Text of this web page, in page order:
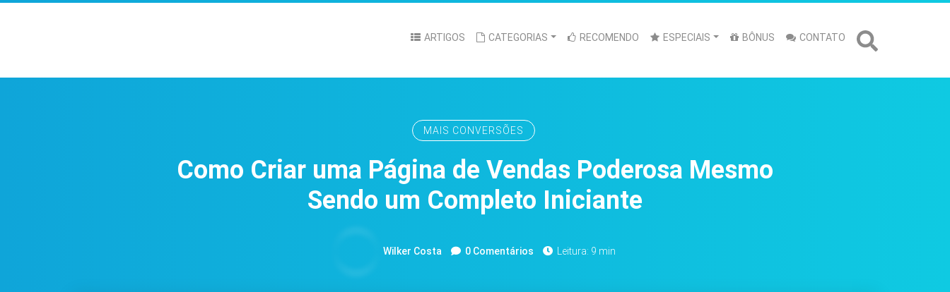
ARTIGOS CATEGORIAS RECOMENDO ESPECIAIS BÔNUS CONTATO
MAIS CONVERSÕES
Como Criar uma Página de Vendas Poderosa Mesmo
Sendo um Completo Iniciante
Wilker Costa 0 Comentários Leitura: 9 min